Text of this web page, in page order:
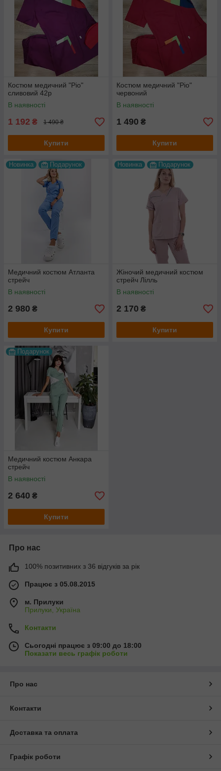
Костюм медичний "Ріо"
сливовий 42р
В наявності
1 192 ₴ 1 490 ₴
Купити
Костюм медичний "Ріо"
червоний
В наявності
1 490 ₴
Купити
Новинка Подарунок
Медичний костюм Атланта
стрейч
В наявності
2 980 ₴
Купити
Новинка Подарунок
Жіночий медичний костюм
стрейч Лілль
В наявності
2 170 ₴
Купити
Подарунок
Медичний костюм Анкара
стрейч
В наявності
2 640 ₴
Купити
Про нас
100% позитивних з 36 відгуків за рік
Працює з 05.08.2015
м. Прилуки
Прилуки, Україна
Контакти
Сьогодні працює з 09:00 до 18:00
Показати весь графік роботи
Про нас
Контакти
Доставка та оплата
Графік роботи